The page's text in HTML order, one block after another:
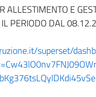
ALLESTIMENTO E
IL PERIODO DAL
superset/